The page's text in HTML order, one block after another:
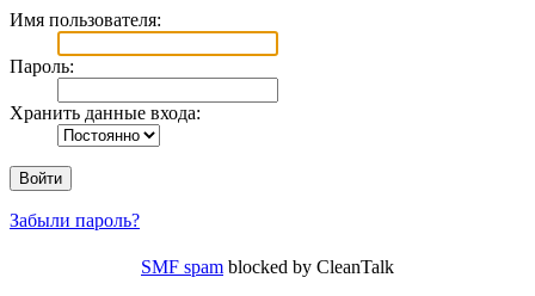
Имя пользователя:
Пароль:
Хранить данные входа:
Забыли пароль?
SMF spam blocked by CleanTalk